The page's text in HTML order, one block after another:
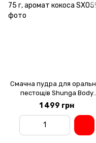
Смачна пудра для
пестощів Shunga Body
Powder Coconut Thrills, 75
аромат кокоса
1 499 грн